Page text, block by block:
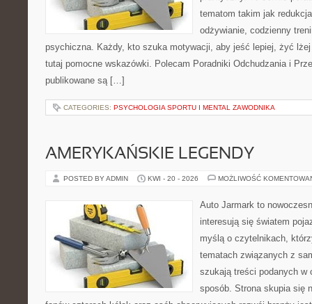
tematom takim jak
odżywianie, codzienny
psychiczna. Każdy, kto szuka motywacji, aby jeść lepiej, żyć
tutaj pomocne wskazówki. Polecam Poradniki Odchudzania i
publikowane są […]
CATEGORIES: PSYCHOLOGIA SPORTU I MENTAL ZAWODNIKA
AMERYKAŃSKIE LEGENDY
POSTED BY ADMIN KWI - 20 - 2026 MOŻLIWOŚĆ
Auto Jarmark to
interesują się światem
myślą o czytelnikach,
tematach związanych z
szukają treści podanych w
sposób. Strona skupia się